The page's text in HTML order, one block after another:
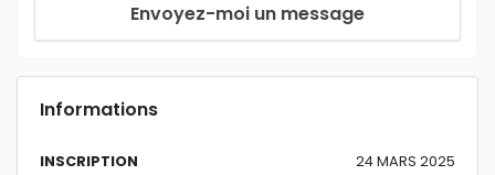
Envoyez-moi un message
Informations
INSCRIPTION 24 MARS 2025